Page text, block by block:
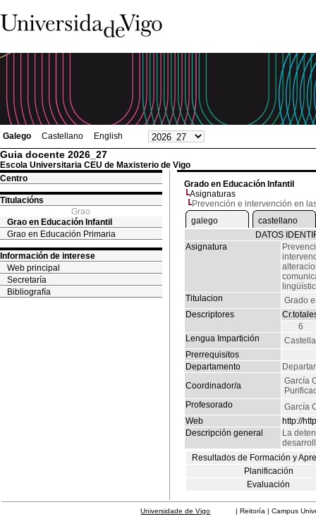
Galego Castellano English
Guia docente 2026_27
Escola Universitaria CEU de Maxisterio de Vigo
Centro
Titulacións
Grao
Grao en Educación Infantil
Grao en Educación Primaria
Información de interese
Web principal
Secretaría
Bibliografía
Grado en Educación Infantil
Asignaturas
Prevención e intervención en
galego
castellano
DATOS
Asignatura
Titulacion
Grado
Descriptores
6
Lengua Impartición
Prerrequisitos
Departamento
Coordinador/a
García
Profesorado
García
Web
http://
Descripción general
La
Resultados de Formación y
Planificación
Evaluación
Universidade de Vigo | Reitoría | Campus